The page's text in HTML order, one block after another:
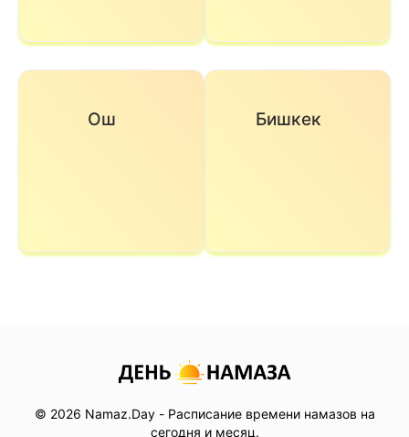
Ош Бишкек
© 2026 Namaz.Day - Расписание времени намазов на
сегодня и месяц.